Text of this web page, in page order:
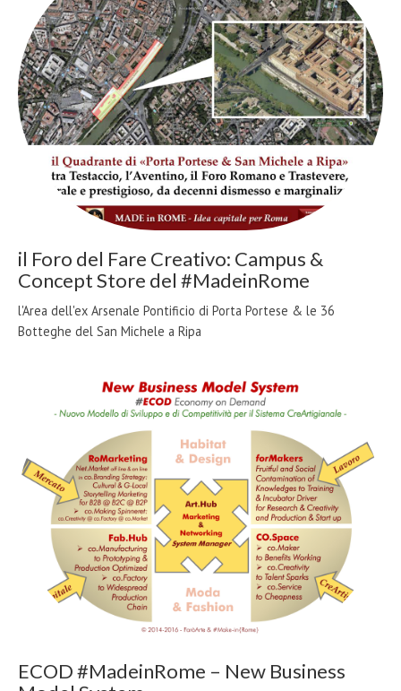
il Foro del Fare Creativo: Campus &
Concept Store del #MadeinRome
l'Area dell'ex Arsenale Pontificio di Porta Portese & le 36
Botteghe del San Michele a Ripa
ECOD #MadeinRome – New Business